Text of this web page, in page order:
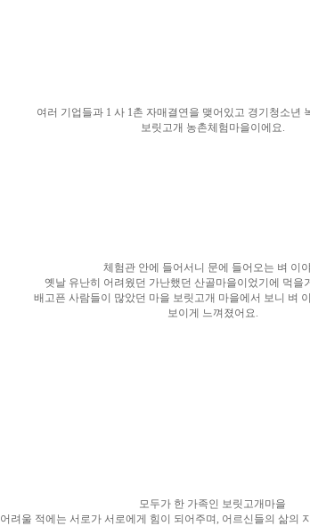
여러 기업들과 1 사 1촌 자매결연을 맺어있고 경기청소년
보릿고개 농촌체험마을이에요.
체험관 안에 들어서니 문에 들어오는 벼 이야
옛날 유난히 어려웠던 가난했던 산골마을이었기에 먹을
배고픈 사람들이 많았던 마을 보릿고개 마을에서 보니 벼
보이게 느껴졌어요.
모두가 한 가족인 보릿고개마을
어려울 적에는 서로가 서로에게 힘이 되어주며, 어르신들의 삶의